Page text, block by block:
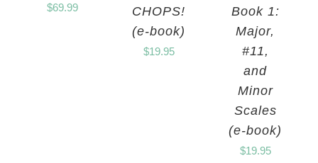
$69.99
CHOPS!
(e-book)
$19.95
Book 1:
Major,
#11,
and
Minor
Scales
(e-book)
$19.95